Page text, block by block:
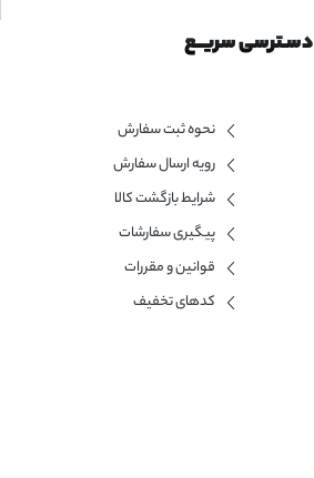
دسـترسی سریــع
نحوه ثبت سفارش
رویه ارسال سفارش
شرایط بازگشت کالا
پیگیری سفارشات
قوانین و مقررات
کدهای تخفیف